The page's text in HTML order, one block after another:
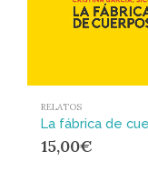
RELATOS
La fábrica de
15,00€